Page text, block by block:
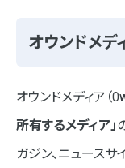
オウンドメディア
コンテンツの
ネオインデックス
オウンドメデ
オウンドメディア（
所有するメディア」
ガジン、ニュースサ